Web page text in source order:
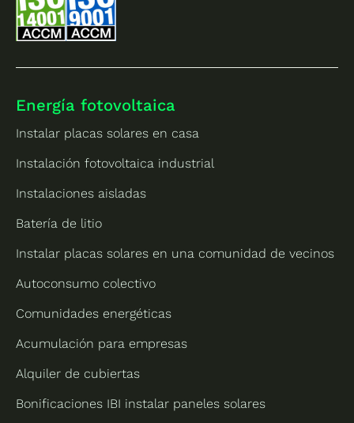
Energía fotovoltaica
Instalar placas solares en casa
Instalación fotovoltaica industrial
Instalaciones aisladas
Batería de litio
Instalar placas solares en una comunidad de vecinos
Autoconsumo colectivo
Comunidades energéticas
Acumulación para empresas
Alquiler de cubiertas
Bonificaciones IBI instalar paneles solares